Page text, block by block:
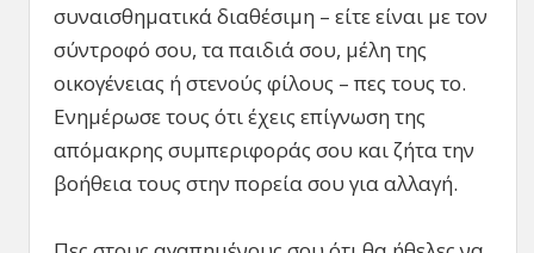
συναισθηματικά διαθέσιμη – είτε είναι με τον
σύντροφό σου, τα παιδιά σου, μέλη της
οικογένειας ή στενούς φίλους – πες τους το.
Ενημέρωσε τους ότι έχεις επίγνωση της
απόμακρης συμπεριφοράς σου και ζήτα την
βοήθεια τους στην πορεία σου για αλλαγή.